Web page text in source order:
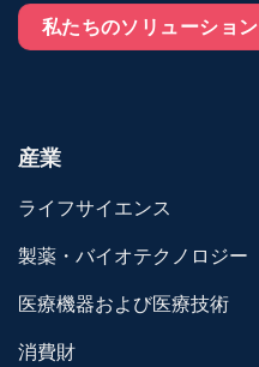
私たちのソリューション
産業
ライフサイエンス
製薬・バイオテクノロジー
医療機器および医療技術
消費財